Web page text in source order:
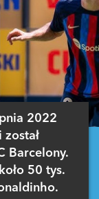
2022
Barcelony.
50 tys.